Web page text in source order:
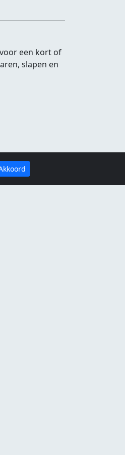
een kort of
slapen en
10:00 - 23:00